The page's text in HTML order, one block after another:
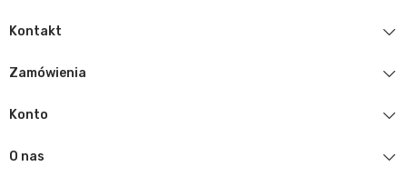
Kontakt
Zamówienia
Konto
O nas